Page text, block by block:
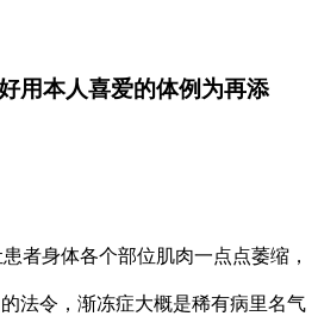
用本人喜爱的体例为再添
身体各个部位肌肉一点点萎缩，
法令，渐冻症大概是稀有病里名气